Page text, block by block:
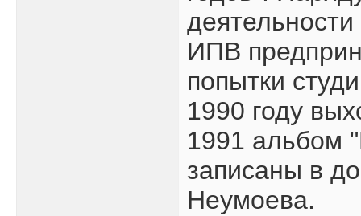
ИПВ
попытки
1990 году
1991 альбом
записаны в
Неумоева.